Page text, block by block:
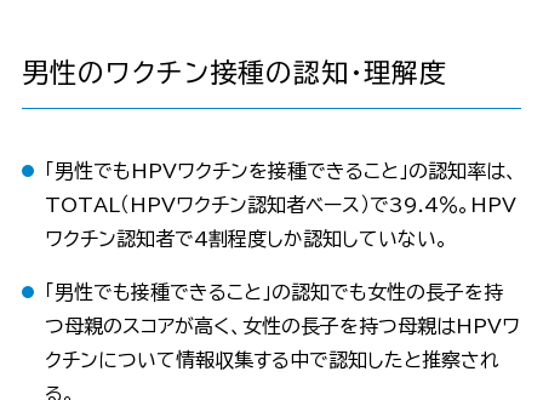
男性のワクチン接種の認知・理解度
「男性でもHPVワクチンを接種できること」の認知率は、
TOTAL（HPVワクチン認知者ベース）で39.4％。HPV
ワクチン認知者で4割程度しか認知していない。
「男性でも接種できること」の認知でも女性の長子を持
つ母親のスコアが高く、女性の長子を持つ母親はHPVワ
クチンについて情報収集する中で認知したと推察され
る。